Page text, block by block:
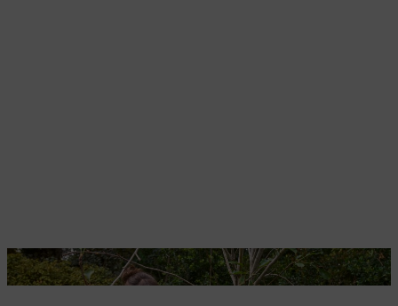
Die weiße Farbe verhindert, dass die Rinde aufplatzt.